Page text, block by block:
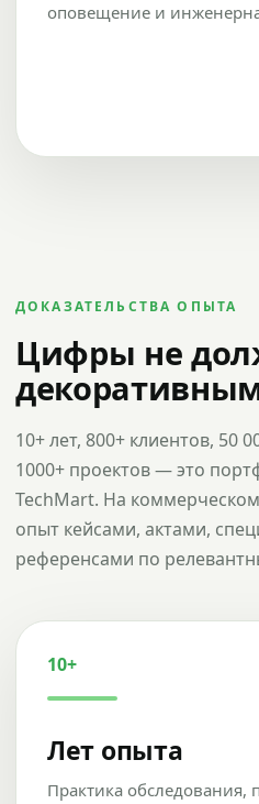
оповещение и
ДОКАЗАТЕЛЬСТВА ОПЫТА
Цифры не
10+ лет, 800+ клиентов, 50
1000+ проектов — это
TechMart. На
опыт кейсами, актами,
референсами по
10+
Лет опыта
Практика обследования,